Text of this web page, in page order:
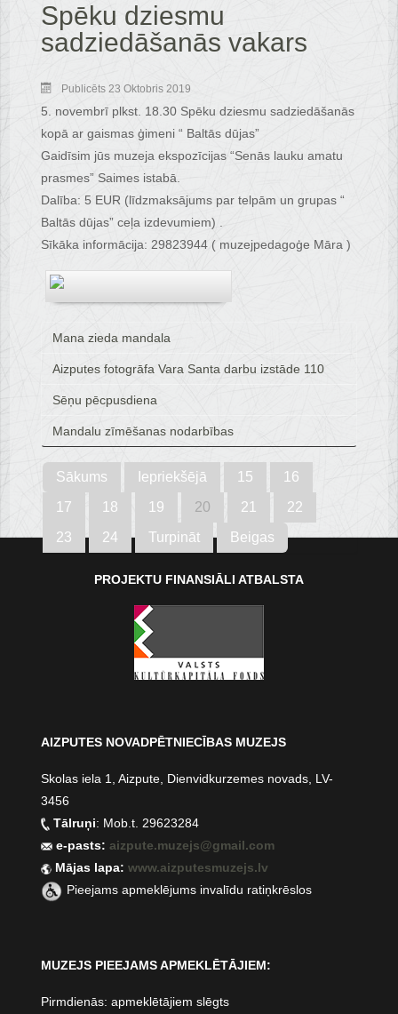
Spēku dziesmu
sadziedāšanās vakars
Publicēts 23 Oktobris 2019
5. novembrī plkst. 18.30 Spēku dziesmu sadziedāšanās
kopā ar gaismas ģimeni “ Baltās dūjas”
Gaidīsim jūs muzeja ekspozīcijas “Senās lauku amatu
prasmes” Saimes istabā.
Dalība: 5 EUR (līdzmaksājums par telpām un grupas “
Baltās dūjas” ceļa izdevumiem) .
Sīkāka informācija: 29823944 ( muzejpedagoģe Māra )
Mana zieda mandala
Aizputes fotogrāfa Vara Santa darbu izstāde 110
Sēņu pēcpusdiena
Mandalu zīmēšanas nodarbības
Sākums Iepriekšējā 15
16
17
18 19 20 21
22
23
24 Turpināt Beigas
PROJEKTU FINANSIĀLI ATBALSTA
AIZPUTES NOVADPĒTNIECĪBAS MUZEJS
Skolas iela 1, Aizpute, Dienvidkurzemes novads, LV-
3456
Tālruņi: Mob.t. 29623284
e-pasts:aizpute.muzejs@gmail.com
Mājas lapa:www.aizputesmuzejs.lv
Pieejams apmeklējums invalīdu ratiņkrēslos
MUZEJS PIEEJAMS APMEKLĒTĀJIEM:
Pirmdienās: apmeklētājiem slēgts